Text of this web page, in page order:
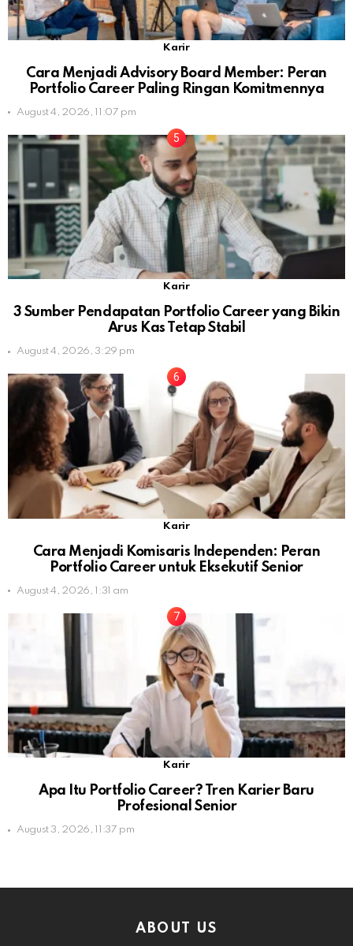
Karir
Cara Menjadi Advisory Board Member: Peran
Portfolio Career Paling Ringan Komitmennya
August 4, 2026, 11:07 pm
Karir
3 Sumber Pendapatan Portfolio Career yang Bikin
Arus Kas Tetap Stabil
August 4, 2026, 3:29 pm
Karir
Cara Menjadi Komisaris Independen: Peran
Portfolio Career untuk Eksekutif Senior
August 4, 2026, 1:31 am
Karir
Apa Itu Portfolio Career? Tren Karier Baru
Profesional Senior
August 3, 2026, 11:37 pm
ABOUT US